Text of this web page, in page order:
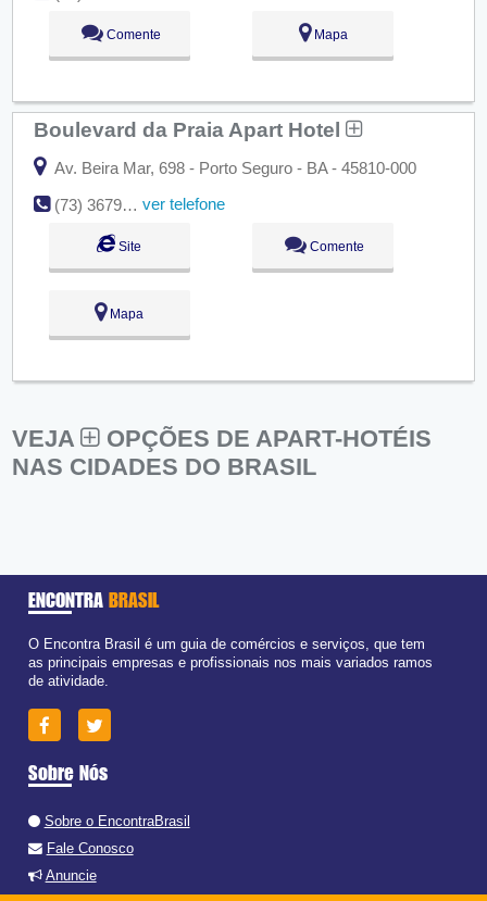
Comente Mapa
Boulevard da Praia Apart Hotel
Av. Beira Mar, 698 - Porto Seguro - BA - 45810-000
(73) 3679-1057
ver telefone
Site Comente
Mapa
VEJA
OPÇÕES DE APART-HOTÉIS
NAS CIDADES DO BRASIL
ENCONTRA BRASIL
O Encontra Brasil é um guia de comércios e serviços, que tem
as principais empresas e profissionais nos mais variados ramos
de atividade.
Sobre Nós
Sobre o EncontraBrasil
Fale Conosco
Anuncie